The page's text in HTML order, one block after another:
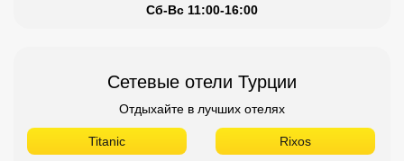
Сб-Вс 11:00-16:00
Сетевые отели Турции
Отдыхайте в лучших отелях
Titanic Rixos